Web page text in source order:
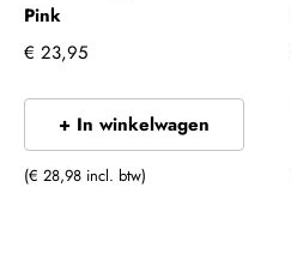
Pink
€ 23,95
+ In winkelwagen
(€ 28,98 incl. btw)